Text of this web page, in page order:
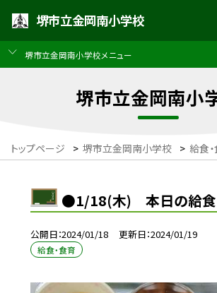
堺市立金岡南小学校
堺市立金岡南小学校メニュー
堺市立金岡南小
トップページ > 堺市立金岡南小学校 > 給食
●1/18(木) 本日の給食
公開日 2024/01/18 更新日 2024/01/19
給食・食育